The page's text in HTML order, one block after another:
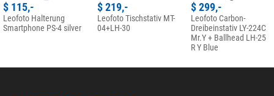
$ 115,-
Leofoto Halterung
Smartphone PS-4 silver
$ 219,-
Leofoto Tischstativ MT-
04+LH-30
$ 299,-
Leofoto Carbon-
Dreibeinstativ LY-224C
Mr.Y + Ballhead LH-25
R Y Blue